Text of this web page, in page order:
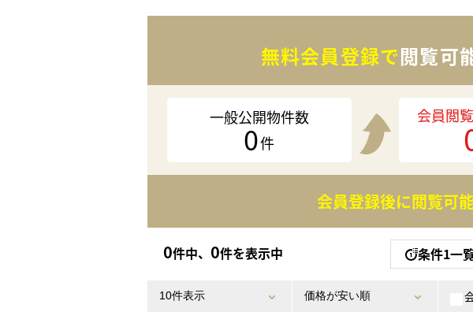
無料会員登録で閲覧可
一般公開物件数
0件
会員閲
会員登録後に閲覧可
0件中、 0件を表示中 条件1一